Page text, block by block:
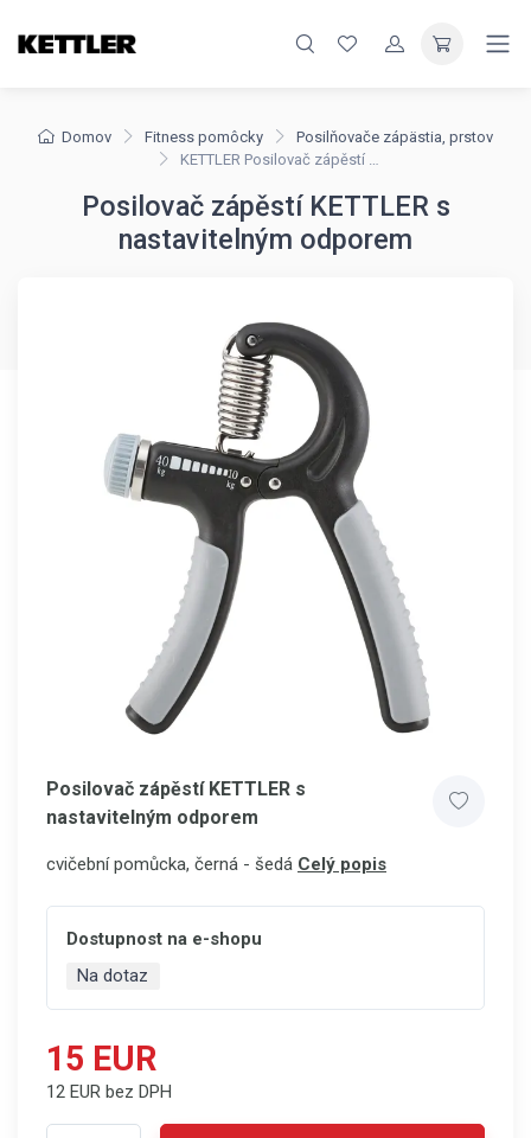
Domov Fitness pomôcky
Posilňovače zápästia, prstov
KETTLER Posilovač zápěstí s nastavitelným odporem
Posilovač zápěstí KETTLER s
nastavitelným odporem
Posilovač zápěstí KETTLER s
nastavitelným odporem
cvičební pomůcka, černá - šedá Celý popis
Dostupnost na e-shopu
Na dotaz
15 EUR
12 EUR bez DPH